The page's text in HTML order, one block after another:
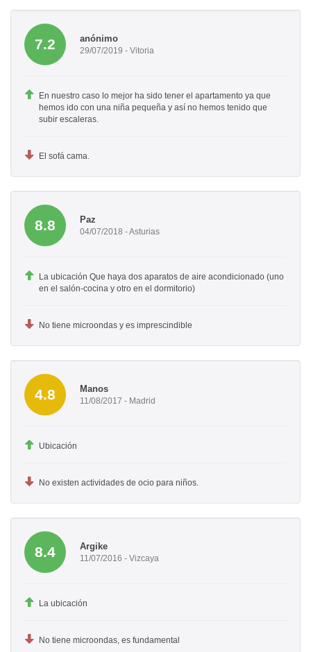
7.2 anónimo
29/07/2019 - Vitoria
En nuestro caso lo mejor ha sido tener el apartamento ya que
hemos ido con una niña pequeña y así no hemos tenido que
subir escaleras.
El sofá cama.
8.8 Paz
04/07/2018 - Asturias
La ubicación Que haya dos aparatos de aire acondicionado (uno
en el salón-cocina y otro en el dormitorio)
No tiene microondas y es imprescindible
4.8 Manos
11/08/2017 - Madrid
Ubicación
No existen actividades de ocio para niños.
8.4 Argike
11/07/2016 - Vizcaya
La ubicación
No tiene microondas, es fundamental